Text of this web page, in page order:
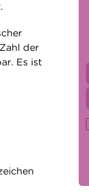
der
Es ist